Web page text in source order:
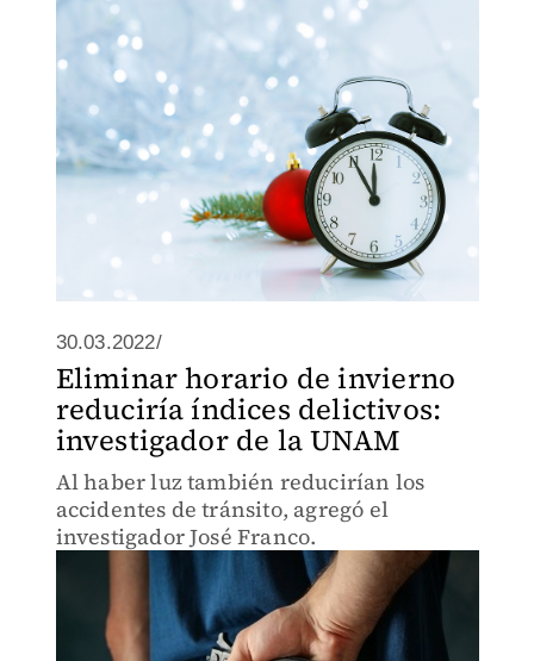
30.03.2022/
Eliminar horario de invierno
reduciría índices delictivos:
investigador de la UNAM
Al haber luz también reducirían los
accidentes de tránsito, agregó el
investigador José Franco.